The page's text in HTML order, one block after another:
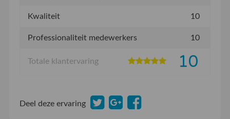
Kwaliteit 10
Professionaliteit medewerkers 10
Totale klantervaring 10
Deel deze ervaring